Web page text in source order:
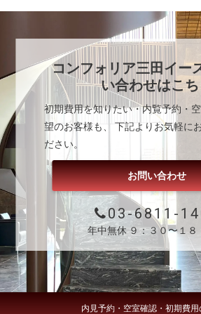
コンフォリア三田イー
い合わせはこ
初期費用を知りたい・内覧予約・
望のお客様も、 下記よりお気軽に
ださい。
お問い合わせ
03-6811-
年中無休 ９：３０〜１８
内見予約・空室確認・初期費